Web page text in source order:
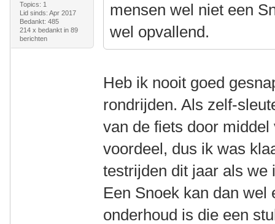
Topics: 1
Lid sinds: Apr 2017
Bedankt: 485
214 x bedankt in 89
berichten
mensen wel niet een
wel opvallend.
Heb ik nooit goed
rondrijden. Als zelf-
van de fiets door
voordeel, dus ik was
testrijden dit jaar als
Een Snoek kan dan
onderhoud is die een